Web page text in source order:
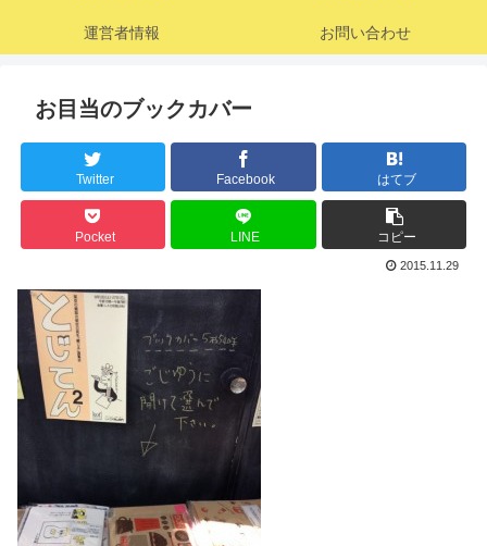
運営者情報 お問い合わせ
お目当のブックカバー
Twitter Facebook はてブ
Pocket LINE コピー
2015.11.29